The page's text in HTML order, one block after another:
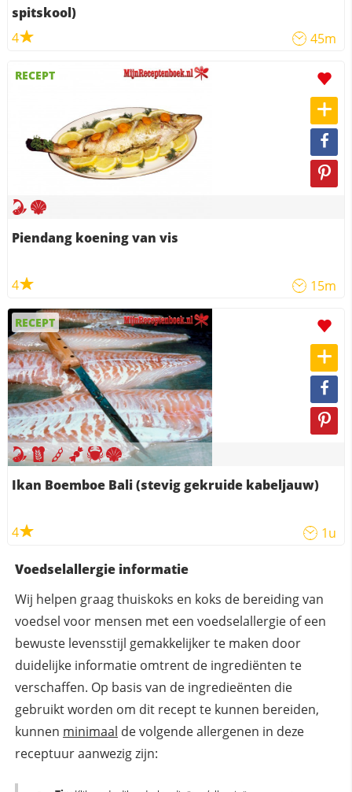
spitskool)
4
45m
RECEPT
Piendang koening van vis
4 15m
RECEPT
Ikan Boemboe Bali (stevig gekruide kabeljauw)
4 1u
Voedselallergie informatie
Wij helpen graag thuiskoks en koks de bereiding van
voedsel voor mensen met een voedselallergie of een
bewuste levensstijl gemakkelijker te maken door
duidelijke informatie omtrent de ingrediënten te
verschaffen. Op basis van de ingredieënten die
gebruikt worden om dit recept te kunnen bereiden,
kunnen minimaal de volgende allergenen in deze
receptuur aanwezig zijn: